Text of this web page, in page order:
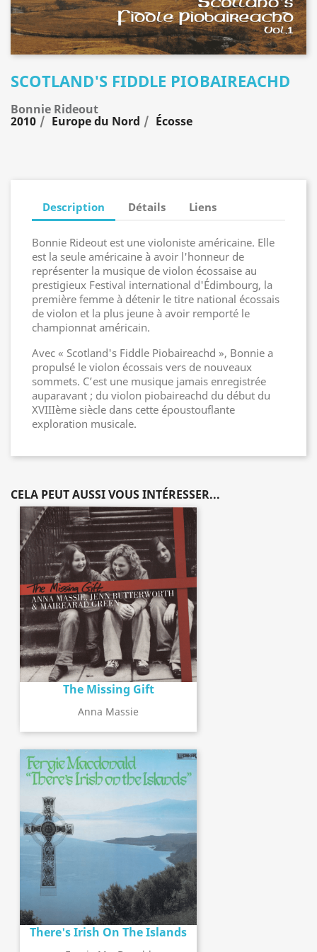
SCOTLAND'S FIDDLE PIOBAIREACHD
Bonnie Rideout
2010 Europe du Nord Écosse
Description Détails Liens
Bonnie Rideout est une violoniste américaine. Elle
est la seule américaine à avoir l'honneur de
représenter la musique de violon écossaise au
prestigieux Festival international d'Édimbourg, la
première femme à détenir le titre national écossais
de violon et la plus jeune à avoir remporté le
championnat américain.
Avec « Scotland's Fiddle Piobaireachd », Bonnie a
propulsé le violon écossais vers de nouveaux
sommets. C’est une musique jamais enregistrée
auparavant ; du violon piobaireachd du début du
XVIIIème siècle dans cette époustouflante
exploration musicale.
CELA PEUT AUSSI VOUS INTÉRESSER...
The Missing Gift
Anna Massie
There's Irish On The Islands